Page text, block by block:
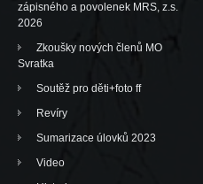
zápisného a povolenek MRS, z.s.
2026
Zkoušky nových členů MO
Svratka
Soutěž pro děti+foto ff
Revíry
Sumarizace úlovků 2023
Video